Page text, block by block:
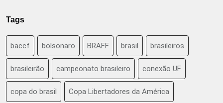
Tags
baccf bolsonaro BRAFF brasil brasileiros
brasileirão campeonato brasileiro conexão UF
copa do brasil Copa Libertadores da América